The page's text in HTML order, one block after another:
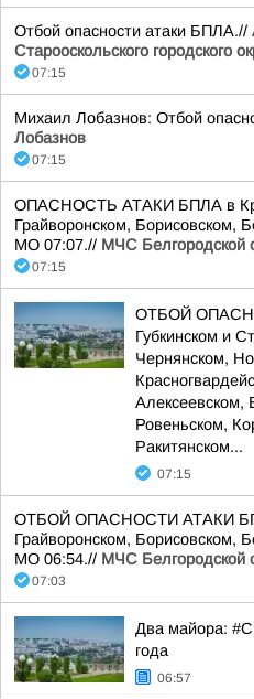
Отбой опасности атаки БПЛА.//
Старооскольского городского
07:15
Михаил Лобазнов: Отбой
Лобазнов
07:15
ОПАСНОСТЬ АТАКИ БПЛА в
Грайворонском, Борисовском,
МО 07:07.// МЧС Белгородской
07:15
ОТБОЙ
Губкинском и
Чернянском,
Алексеевском,
Ровеньском,
Ракитянском...
07:15
ОТБОЙ ОПАСНОСТИ АТАКИ
Грайворонском, Борисовском,
МО 06:54.// МЧС Белгородской
07:03
Два майора:
года
06:57